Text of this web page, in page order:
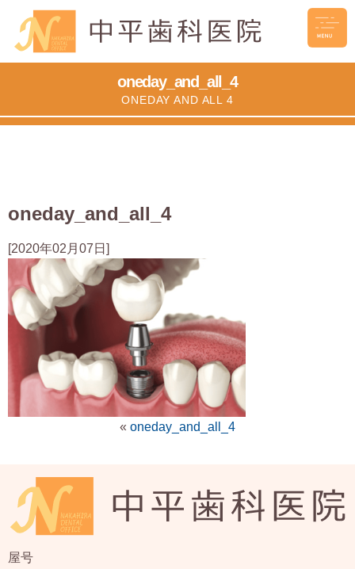
oneday_and_all_4
ONEDAY AND ALL 4
oneday_and_all_4
[2020年02月07日]
« oneday_and_all_4
屋号